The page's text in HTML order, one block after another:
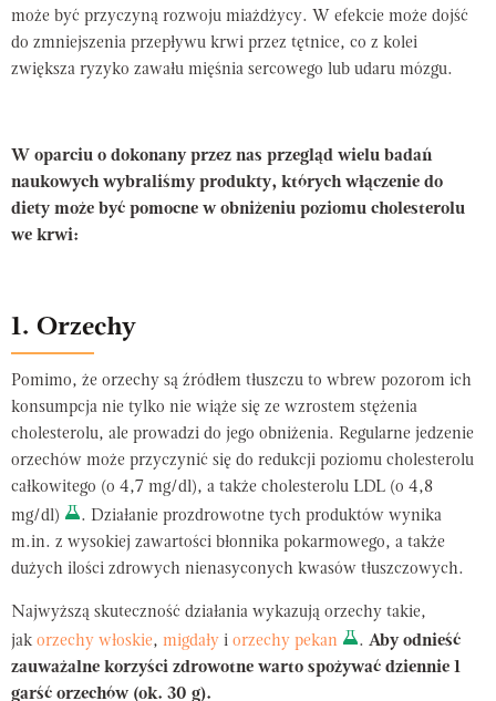
może być przyczyną rozwoju miażdżycy. W efekcie może dojść
do zmniejszenia przepływu krwi przez tętnice, co z kolei
zwiększa ryzyko zawału mięśnia sercowego lub udaru mózgu.
W oparciu o dokonany przez nas przegląd wielu badań
naukowych wybraliśmy produkty, których włączenie do
diety może być pomocne w obniżeniu poziomu cholesterolu
we krwi:
1. Orzechy
Pomimo, że orzechy są źródłem tłuszczu to wbrew pozorom ich
konsumpcja nie tylko nie wiąże się ze wzrostem stężenia
cholesterolu, ale prowadzi do jego obniżenia. Regularne jedzenie
orzechów może przyczynić się do redukcji poziomu cholesterolu
całkowitego (o 4,7 mg/dl), a także cholesterolu LDL (o 4,8
mg/dl)
. Działanie prozdrowotne tych produktów wynika
m.in. z wysokiej zawartości błonnika pokarmowego, a także
dużych ilości zdrowych nienasyconych kwasów tłuszczowych.
Najwyższą skuteczność działania wykazują orzechy takie,
jak orzechy włoskie, migdały i orzechy pekan . Aby odnieść
zauważalne korzyści zdrowotne warto spożywać dziennie 1
garść orzechów (ok. 30 g).